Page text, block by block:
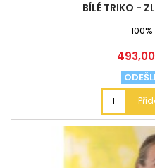
BÍLÉ TRIKO -
Cena